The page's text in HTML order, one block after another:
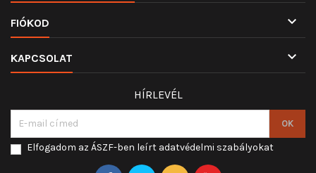
FIÓKOD 
KAPCSOLAT 
HÍRLEVÉL
Elfogadom az ÁSZF-ben leírt adatvédelmi szabályokat